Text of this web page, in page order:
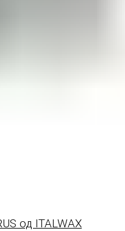
од ITALWAX